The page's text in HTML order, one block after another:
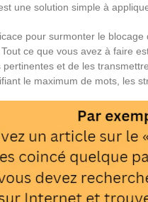
une solution simple à
pour surmonter le blocage
. Tout ce que vous avez à faire
et de les
le maximum de mots, les